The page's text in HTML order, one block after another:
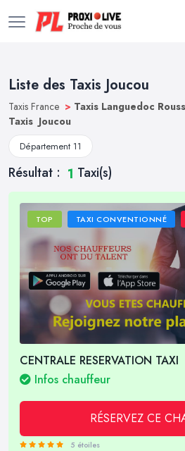
Liste des Taxis Joucou
Taxis France > Taxis Languedoc
Taxis Joucou
Département 11
Résultat : 1 Taxi(s)
TOP TAXI CONVENTIONNÉ
CENTRALE RESERVATION TAXI
Infos chauffeur
RÉSERVEZ CE
5 étoiles